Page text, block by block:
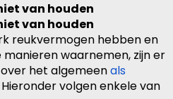
van houden
van houden
reukvermogen hebben en
waarnemen, zijn er
het algemeenals
Hieronder volgen enkele van